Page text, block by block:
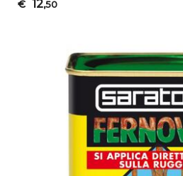
€ 12,50